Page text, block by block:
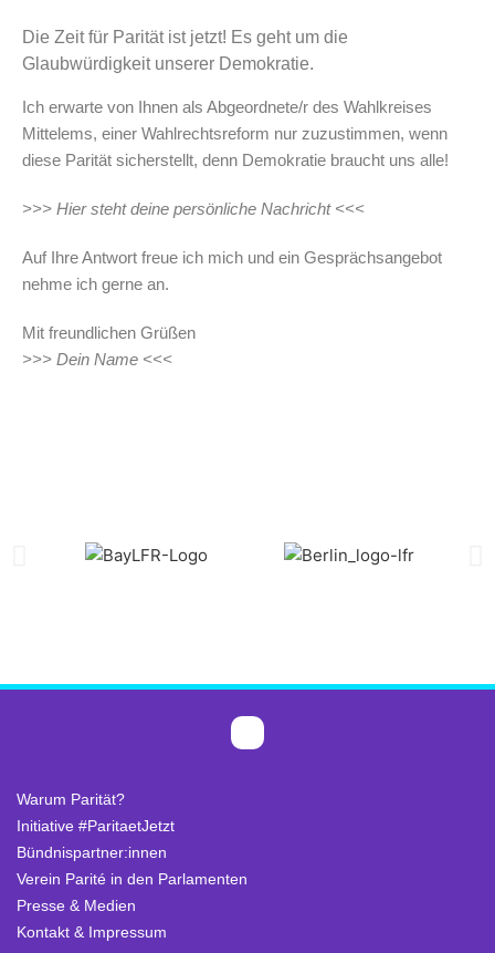
Die Zeit für Parität ist jetzt! Es geht um die
Glaubwürdigkeit unserer Demokratie.
Ich erwarte von Ihnen als Abgeordnete/r des Wahlkreises
Mittelems, einer Wahlrechtsreform nur zuzustimmen, wenn
diese Parität sicherstellt, denn Demokratie braucht uns alle!
>>> Hier steht deine persönliche Nachricht <<<
Auf Ihre Antwort freue ich mich und ein Gesprächsangebot
nehme ich gerne an.
Mit freundlichen Grüßen
>>> Dein Name <<<
Warum Parität?
Initiative #ParitaetJetzt
Bündnispartner:innen
Verein Parité in den Parlamenten
Presse & Medien
Kontakt & Impressum